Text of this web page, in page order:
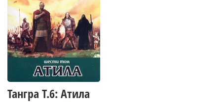
Тангра Т.6: Атила